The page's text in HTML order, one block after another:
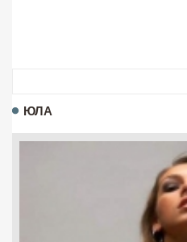
ЮЛА